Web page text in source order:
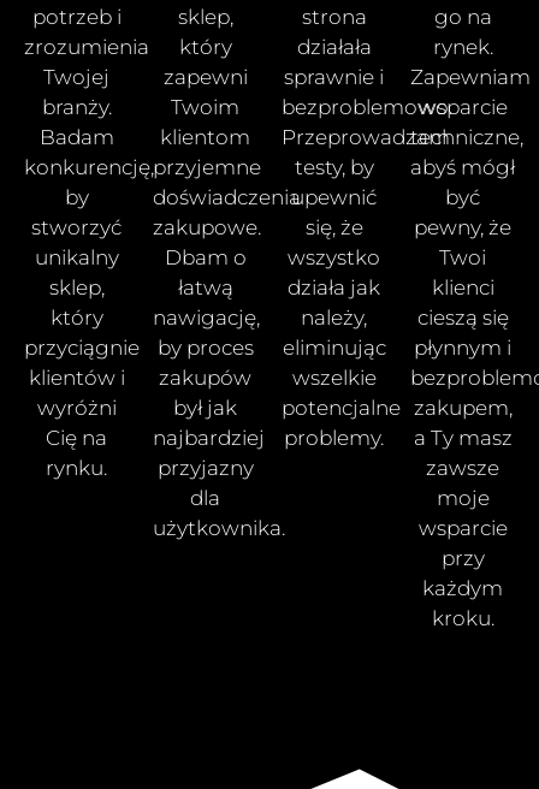
potrzeb i
zrozumienia
Twojej
branży.
Badam
konkurencję,
by
stworzyć
unikalny
sklep,
który
przyciągnie
klientów i
wyróżni
Cię na
rynku.
sklep,
który
zapewni
Twoim
klientom
przyjemne
doświadczenia
zakupowe.
Dbam o
łatwą
nawigację,
by proces
zakupów
był jak
najbardziej
przyjazny
dla
użytkownika.
strona
działała
sprawnie i
bezproblemowo.
Przeprowadzam
testy, by
upewnić
się, że
wszystko
działa jak
należy,
eliminując
wszelkie
potencjalne
problemy.
go na
rynek.
Zapewniam
wsparcie
techniczne,
abyś mógł
być
pewny, że
Twoi
klienci
cieszą się
płynnym i
zakupem,
a Ty masz
zawsze
moje
wsparcie
przy
każdym
kroku.